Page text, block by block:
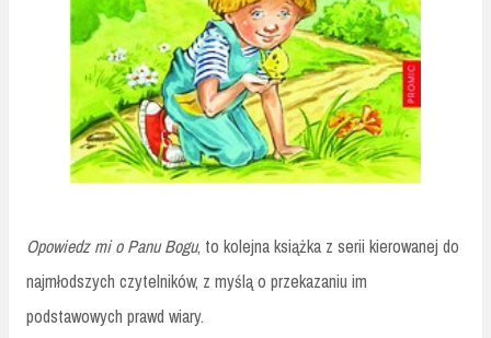
Opowiedz mi o Panu Bogu, to kolejna książka z serii kierowanej do
najmłodszych czytelników, z myślą o przekazaniu im
podstawowych prawd wiary.